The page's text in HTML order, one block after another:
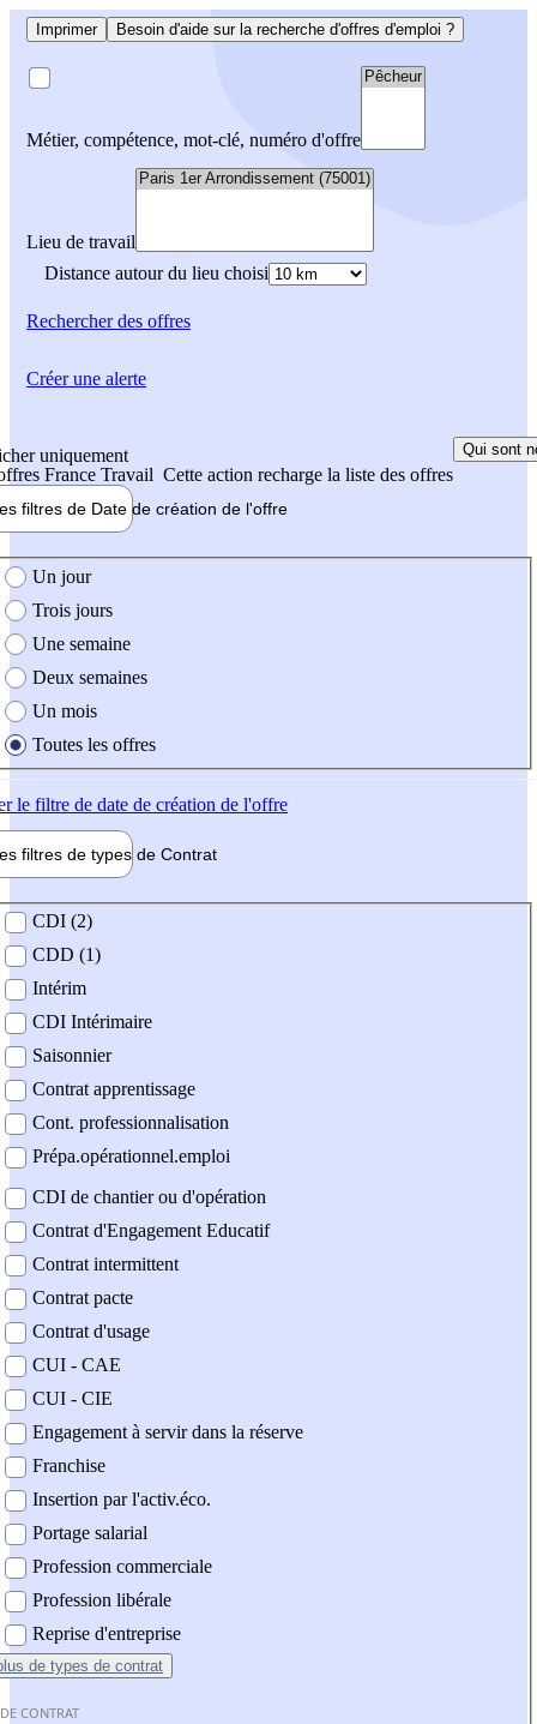
Imprimer Besoin d'aide sur la recherche d'offres d'emploi ?
Métier, compétence, mot-clé, numéro d'offre
Lieu de travail
Distance autour du lieu choisi
Rechercherdes offres
uniquement
France Travail Cette action recharge la liste des offres
Qui sont
filtres de Date de création de l'offre
création de l'offre
Un jour
Trois jours
Une semaine
Deux semaines
Un mois
Toutes les offres
le filtre de date de création de l'offre
filtres de types de Contrat
contrat
CDI (2)
CDD (1)
Intérim
CDI Intérimaire
Saisonnier
Contrat apprentissage
Cont. professionnalisation
Prépa.opérationnel.emploi
CDI de chantier ou d'opération
Contrat d'Engagement Educatif
Contrat intermittent
Contrat pacte
Contrat d'usage
CUI - CAE
CUI - CIE
Engagement à servir dans la réserve
Franchise
Insertion par l'activ.éco.
Portage salarial
Profession commerciale
Profession libérale
Reprise d'entreprise
de types de contrat
CONTRAT
Créer une alerte